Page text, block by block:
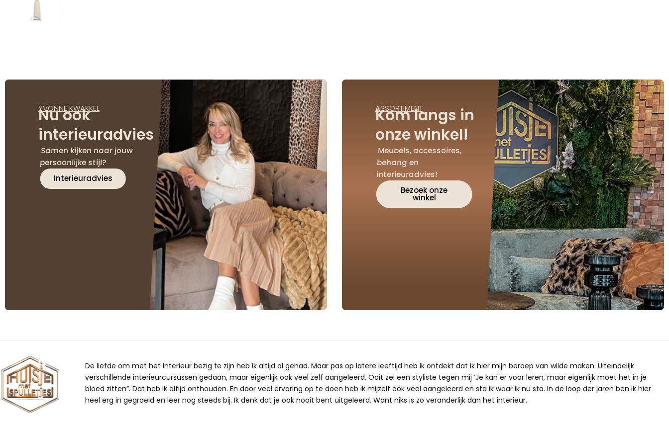
YVONNE KWAKKEL
Nu ook
interieuradvies
Samen kijken naar jouw
persoonlijke stijl?
Interieuradvies
ASSORTIMENT
Kom langs in
onze winkel!
Meubels, accessoires,
behang en
interieuradvies!
Bezoek onze
winkel
De liefde om met het interieur bezig te zijn heb ik altijd al gehad. Maar pas op latere leeftijd heb ik ontdekt dat ik hier mijn beroep van wilde maken. Uiteindelijk
verschillende interieurcursussen gedaan, maar eigenlijk ook veel zelf aangeleerd. Ooit zei een styliste tegen mij ‘Je kan er voor leren, maar eigenlijk moet het in je
bloed zitten”. Dat heb ik altijd onthouden. En door veel ervaring op te doen heb ik mijzelf ook veel aangeleerd en sta ik waar ik nu sta. In de loop der jaren ben ik hier
heel erg in gegroeid en leer nog steeds bij. Ik denk dat je ook nooit bent uitgeleerd. Want niks is zo veranderlijk dan het interieur.